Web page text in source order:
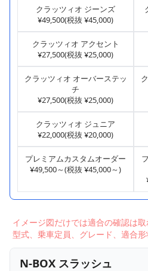
クラッツィオ ジーンズ
¥49,500(税抜 ¥45,000)
クラッツィオ アクセント
¥27,500(税抜 ¥25,000)
クラッツィオ オーバーステッ
チ
¥27,500(税抜 ¥25,000)
クラッツィオ ジュニア
¥22,000(税抜 ¥20,000)
プレミアムカスタムオーダー
¥49,500～(税抜 ¥45,000～)
イメージ図だけでは適合の確認は取
型式、乗車定員、グレード、適合形
N-BOX スラッシュ